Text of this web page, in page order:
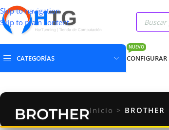
Skip to navigation
Skip to main content
CATEGORÍAS CONFIGURAR
NUEVO
BROTHERInicio > BROTHER